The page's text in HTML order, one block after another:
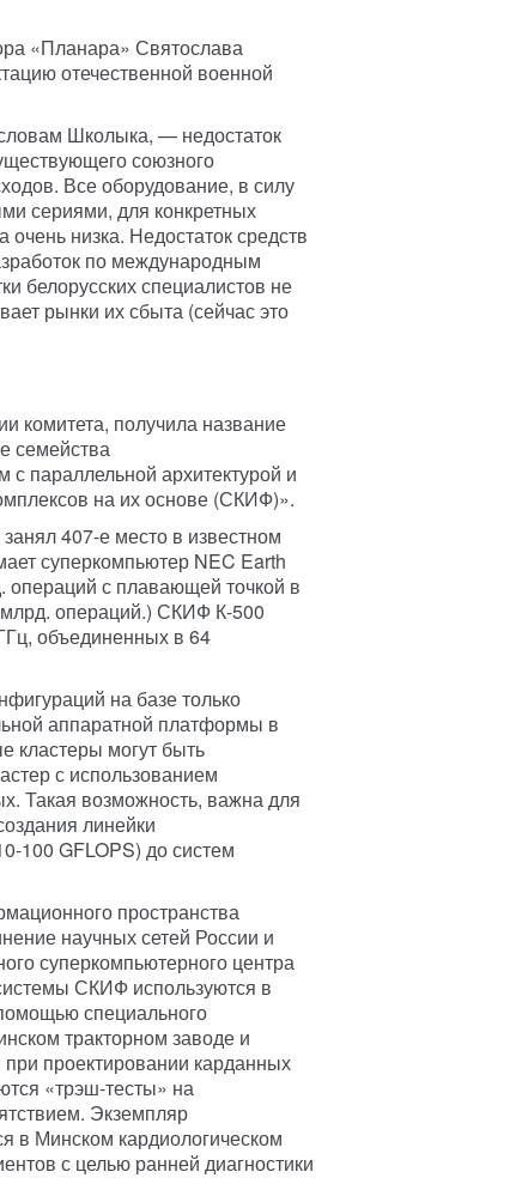
«Планара» Святослава
отечественной военной
Школыка, — недостаток
союзного
Все оборудование, в силу
сериями, для конкретных
очень низка. Недостаток средств
по международным
белорусских специалистов не
рынки их сбыта (сейчас это
комитета, получила название
семейства
параллельной архитектурой и
на их основе (СКИФ)».
407-е место в известном
суперкомпьютер NEC Earth
операций с плавающей точкой в
операций.) СКИФ К-500
объединенных в 64
на базе только
аппаратной платформы в
кластеры могут быть
с использованием
Такая возможность, важна для
линейки
100 GFLOPS) до систем
пространства
научных сетей России и
суперкомпьютерного центра
СКИФ используются в
специального
тракторном заводе и
проектировании карданных
«трэш-тесты» на
Экземпляр
в Минском кардиологическом
с целью ранней диагностики